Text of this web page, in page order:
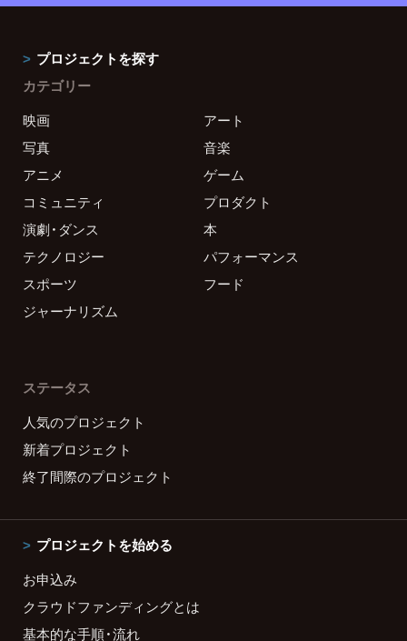
プロジェクトを探す
カテゴリー
映画
アート
写真
音楽
アニメ
ゲーム
コミュニティ
プロダクト
演劇・ダンス
本
テクノロジー
パフォーマンス
スポーツ
フード
ジャーナリズム
ステータス
人気のプロジェクト
新着プロジェクト
終了間際のプロジェクト
プロジェクトを始める
お申込み
クラウドファンディングとは
基本的な手順・流れ